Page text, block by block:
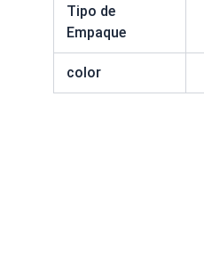
Tipo de
Empaque
color